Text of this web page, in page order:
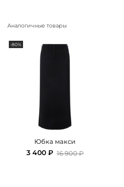
Аналогичные товары
-80%
Юбка макси
3 400 ₽ 16 900 ₽